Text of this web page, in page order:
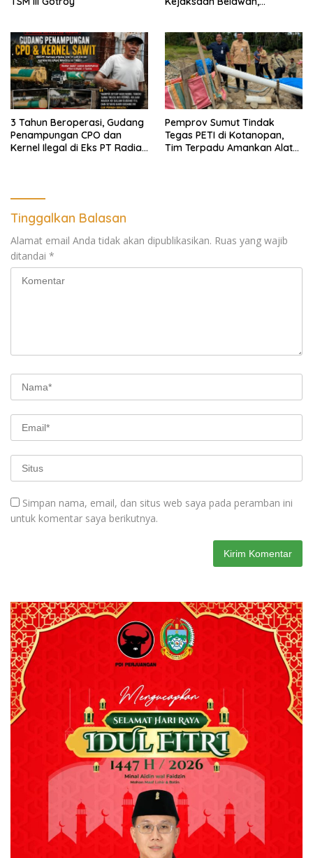
Pendampingan Hukum dan
Ekomoni Semua Anggota
3 Tahun Beroperasi, Gudang
Penampungan CPO dan
Kernel Ilegal di Eks PT Radian
Pemprov Sumut Tindak
Tegas PETI di Kotanopan,
Tim Terpadu Amankan Alat
Tinggalkan Balasan
Alamat email Anda tidak akan dipublikasikan. Ruas yang wajib
ditandai *
Simpan nama, email, dan situs web saya pada peramban ini
untuk komentar saya berikutnya.